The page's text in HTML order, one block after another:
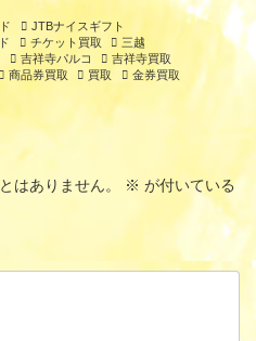
JTBナイスギフト
チケット買取
三越
吉祥寺パルコ
吉祥寺買取
商品券買取 買取 金券買取
はありません。 ※ が付いている